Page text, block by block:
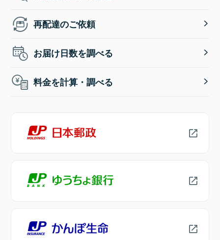
再配達のご依頼
お届け日数を調べる
料金を計算・調べる